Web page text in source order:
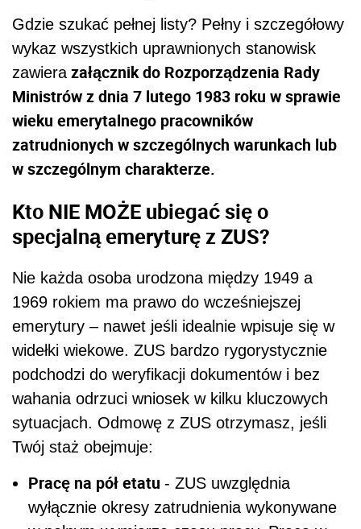
Gdzie szukać pełnej listy? Pełny i szczegółowy
wykaz wszystkich uprawnionych stanowisk
zawierazałącznik do Rozporządzenia Rady
Ministrów z dnia 7 lutego 1983 roku w sprawie
wieku emerytalnego pracowników
zatrudnionych w szczególnych warunkach lub
w szczególnym charakterze.
Kto NIE MOŻE ubiegać się o
specjalną emeryturę z ZUS?
Nie każda osoba urodzona między 1949 a
1969 rokiem ma prawo do wcześniejszej
emerytury – nawet jeśli idealnie wpisuje się w
widełki wiekowe. ZUS bardzo rygorystycznie
podchodzi do weryfikacji dokumentów i bez
wahania odrzuci wniosek w kilku kluczowych
sytuacjach. Odmowę z ZUS otrzymasz, jeśli
Twój staż obejmuje:
Pracę na pół etatu - ZUS uwzględnia
wyłącznie okresy zatrudnienia wykonywane